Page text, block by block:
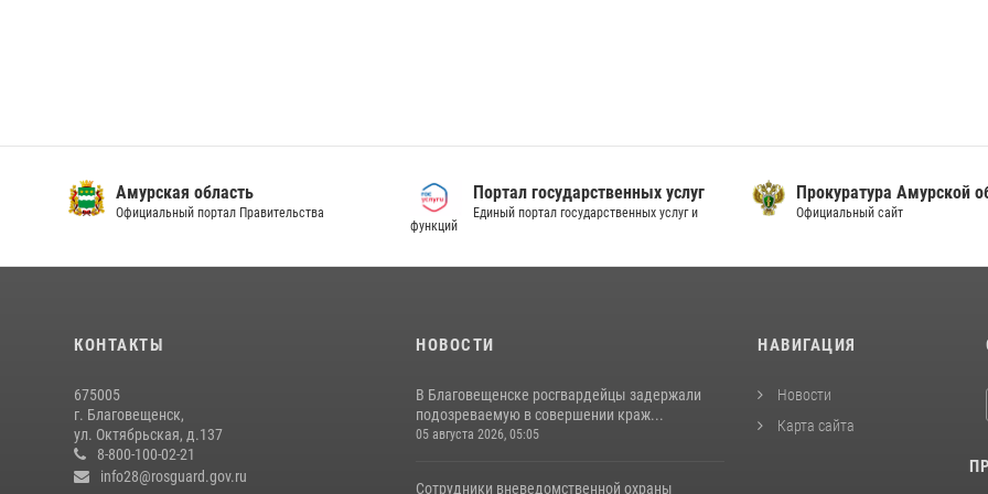
Амурская область
Официальный портал Правительства
Портал государственных услуг
Единый портал государственных услуг и
функций
Прокуратура Амурской
Официальный сайт
КОНТАКТЫ
675005
г. Благовещенск,
ул. Октябрьская, д.137
8-800-100-02-21
info28@rosguard.gov.ru
НОВОСТИ
В Благовещенске росгвардейцы задержали
подозреваемую в совершении краж...
05 августа 2026, 05:05
Сотрудники вневедомственной охраны
НАВИГАЦИЯ
Новости
Карта сайта